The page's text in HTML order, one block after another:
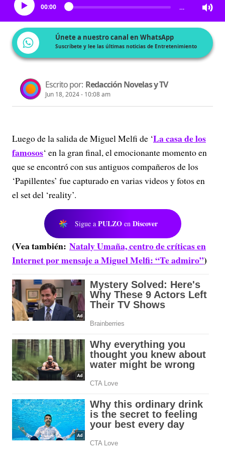
00:00 …
Únete a nuestro canal en WhatsApp
Suscríbete y lee las últimas noticias de Entretenimiento
Escrito por: Redacción Novelas y TV
Jun 18, 2024 - 10:08 am
Luego de la salida de Miguel Melfi de ‘La casa de los
famosos‘ en la gran final, el emocionante momento en
que se encontró con sus antiguos compañeros de los
‘Papillentes’ fue capturado en varias videos y fotos en
el set del ‘reality’.
Sigue a PULZO en Discover
(Vea también: Nataly Umaña, centro de críticas en
Internet por mensaje a Miguel Melfi: “Te admiro”)